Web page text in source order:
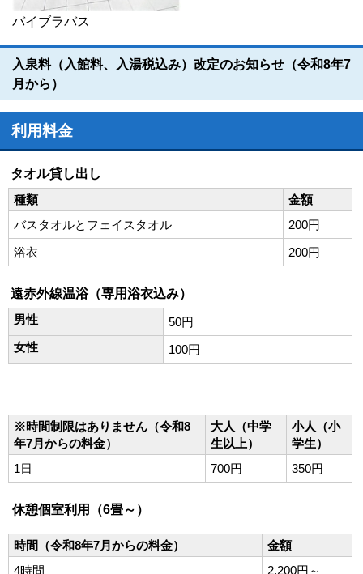
バイブラバス
入泉料（入館料、入湯税込み）改定のお知らせ（令和8年7
月から）
利用料金
タオル貸し出し
種類
金額
バスタオルとフェイスタオル
200円
浴衣
200円
遠赤外線温浴（専用浴衣込み）
男性
50円
女性
100円
※時間制限はありません（令和8
年7月からの料金）
大人（中学
生以上）
小人（小
学生）
1日
700円 350円
休憩個室利用（6畳～）
時間（令和8年7月からの料金）
金額
4時間
2,200円～